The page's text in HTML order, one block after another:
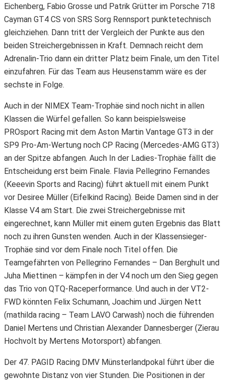
Eichenberg, Fabio Grosse und Patrik Grütter im Porsche 718
Cayman GT4 CS von SRS Sorg Rennsport punktetechnisch
gleichziehen. Dann tritt der Vergleich der Punkte aus den
beiden Streichergebnissen in Kraft. Demnach reicht dem
Adrenalin-Trio dann ein dritter Platz beim Finale, um den Titel
einzufahren. Für das Team aus Heusenstamm wäre es der
sechste in Folge.
Auch in der NIMEX Team-Trophäe sind noch nicht in allen
Klassen die Würfel gefallen. So kann beispielsweise
PROsport Racing mit dem Aston Martin Vantage GT3 in der
SP9 Pro-Am-Wertung noch CP Racing (Mercedes-AMG GT3)
an der Spitze abfangen. Auch In der Ladies-Trophäe fällt die
Entscheidung erst beim Finale. Flavia Pellegrino Fernandes
(Keeevin Sports and Racing) führt aktuell mit einem Punkt
vor Desiree Müller (Eifelkind Racing). Beide Damen sind in der
Klasse V4 am Start. Die zwei Streichergebnisse mit
eingerechnet, kann Müller mit einem guten Ergebnis das Blatt
noch zu ihren Gunsten wenden. Auch in der Klassensieger-
Trophäe sind vor dem Finale noch Titel offen. Die
Teamgefährten von Pellegrino Fernandes – Dan Berghult und
Juha Miettinen – kämpfen in der V4 noch um den Sieg gegen
das Trio von QTQ-Raceperformance. Und auch in der VT2-
FWD könnten Felix Schumann, Joachim und Jürgen Nett
(mathilda racing – Team LAVO Carwash) noch die führenden
Daniel Mertens und Christian Alexander Dannesberger (Zierau
Hochvolt by Mertens Motorsport) abfangen.
Der 47. PAGID Racing DMV Münsterlandpokal führt über die
gewohnte Distanz von vier Stunden. Die Positionen in der